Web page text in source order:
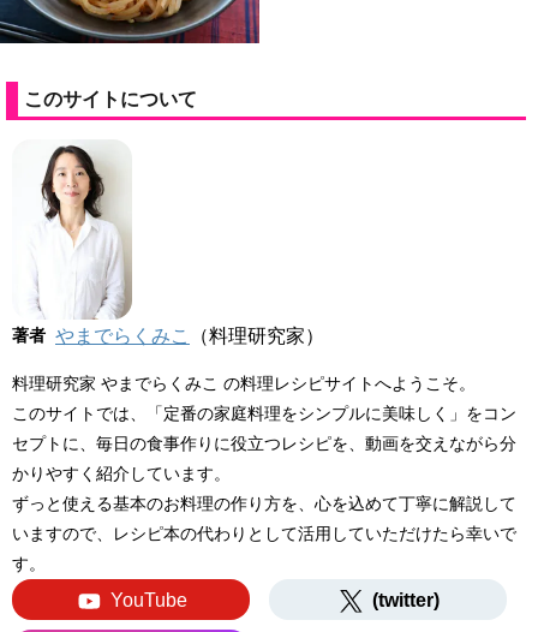
このサイトについて
著者 やまでらくみこ （料理研究家）
料理研究家 やまでらくみこ の料理レシピサイトへようこそ。
このサイトでは、「定番の家庭料理をシンプルに美味しく」をコン
セプトに、毎日の食事作りに役立つレシピを、動画を交えながら分
かりやすく紹介しています。
ずっと使える基本のお料理の作り方を、心を込めて丁寧に解説して
いますので、レシピ本の代わりとして活用していただけたら幸いで
す。
YouTube (twitter)